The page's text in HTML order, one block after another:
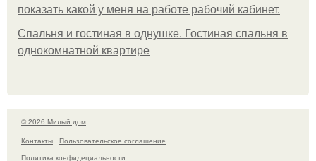
показать какой у меня на работе рабочий кабинет.
Спальня и гостиная в однушке. Гостиная спальня в
однокомнатной квартире
© 2026 Милый дом
Контакты
Пользовательское соглашение
Политика конфидециальности